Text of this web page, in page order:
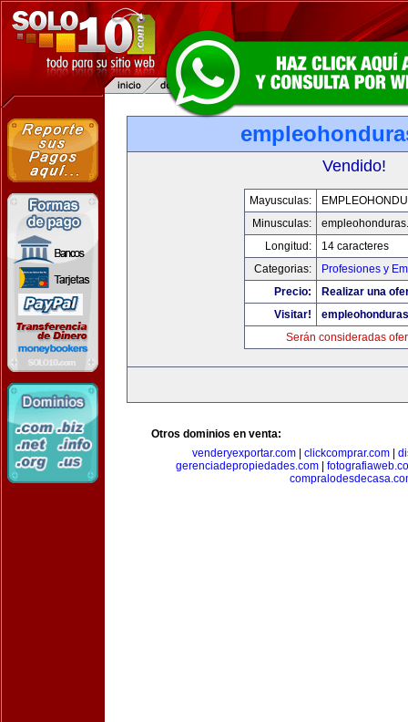
Vendido!
Mayusculas:
Minusculas:
Longitud:
14 caracteres
Categorias:
Profesiones y
Precio:
Realizar una
Visitar!
Serán consideradas
Otros dominios en venta:
venderyexportar.com
clickcomprar.com
gerenciadepropiedades.com|